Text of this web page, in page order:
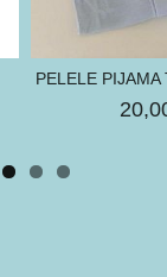
PELELE PIJAMA